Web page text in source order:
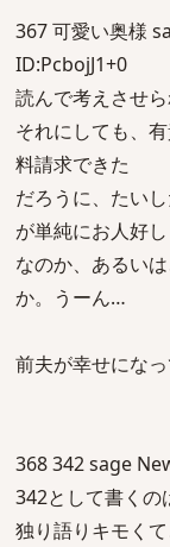
367 可愛い奥様
ID:PcbojJ1+0
読んで考えさせら
それにしても、
料請求できた
だろうに、たい
が単純にお人好し
なのか、あるい
か。うーん…
前夫が幸せになっ
368 342 sage
342として書くの
独り語りキモくて